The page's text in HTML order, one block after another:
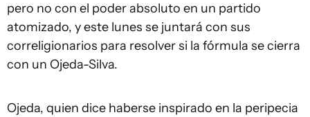
pero no con el poder absoluto en un partido
atomizado, y este lunes se juntará con sus
correligionarios para resolver si la fórmula se cierra
con un Ojeda-Silva.
Ojeda, quien dice haberse inspirado en la peripecia